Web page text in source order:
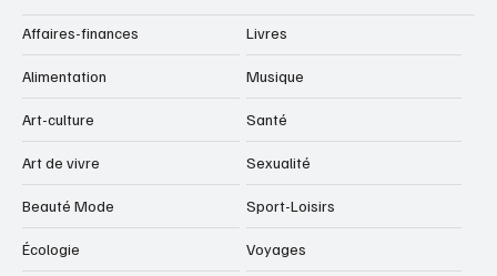
Affaires-finances
Alimentation
Art-culture
Art de vivre
Beauté Mode
Écologie
Livres
Musique
Santé
Sexualité
Sport-Loisirs
Voyages